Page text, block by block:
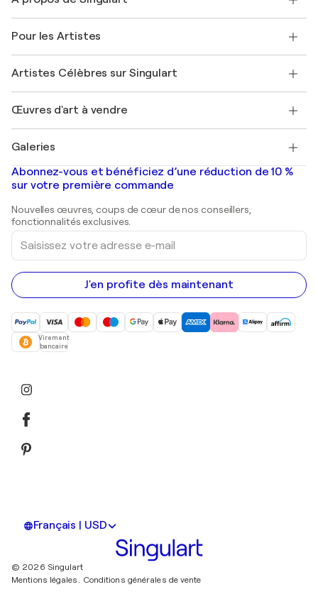
Offrir une carte cadeau
Rejoignez notre programme commercial
Mon compte
+33 1 76 44 06 42
FAQ
Magazine Singulart
Emplois
Découvrez une sélection d'art original
Pour les Artistes
Se connecter en tant qu'Artiste
Artistes Célèbres sur Singulart
Marc Chagall
Banksy
Mr. Brainwash
Shepard Fairey
Œuvres d'art à vendre
Tableaux abstraits à vendre
Peintures de paysage
Estampes
Peintures acryliques
Galeries
Galeries d'art en France
Galeries d'art en Belgique
Abonnez-vous et bénéficiez d’une réduction de 10 %
sur votre première commande
Nouvelles œuvres, coups de cœur de nos conseillers,
fonctionnalités exclusives.
Saisissez
votre
adresse
e-
mail
J'en profite dès maintenant
Virement
bancaire
Français | USD
© 2026 Singulart
Mentions légales. Conditions générales de vente